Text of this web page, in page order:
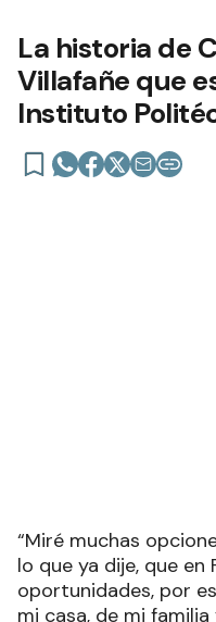
La historia de
Villafañe que
Instituto